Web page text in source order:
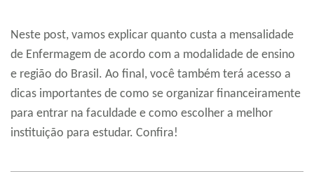
Neste post, vamos explicar quanto custa a mensalidade
de Enfermagem de acordo com a modalidade de ensino
e região do Brasil. Ao final, você também terá acesso a
dicas importantes de como se organizar financeiramente
para entrar na faculdade e como escolher a melhor
instituição para estudar. Confira!